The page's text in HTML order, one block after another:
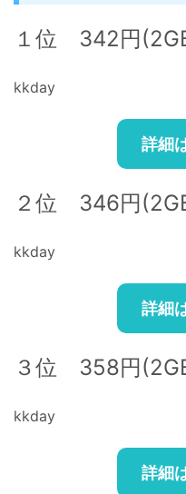
１位 342円
kkday
詳細
２位 346円
kkday
詳細
３位 358円
kkday
詳細